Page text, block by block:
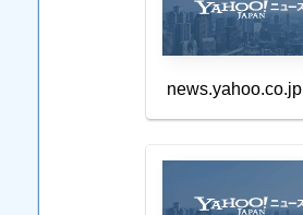
news.yahoo.co.jp